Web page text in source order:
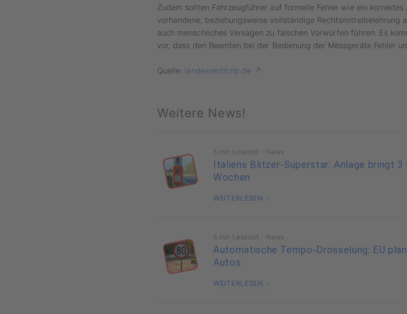
Zudem sollten Fahrzeugführer auf formelle Fehler wie ein korrektes
vorhandene, beziehungsweise vollständige Rechtsmittelbelehrung
auch menschliches Versagen zu falschen Vorwürfen führen. Es
vor, dass den Beamten bei der Bedienung der Messgeräte Fehler
Quelle: landesrecht.rlp.de
Weitere News!
5 min Lesezeit · News
Italiens Blitzer-Superstar: Anlage bringt 3
Wochen
WEITERLESEN
5 min Lesezeit · News
Automatische Tempo-Drosselung: EU
Autos
WEITERLESEN